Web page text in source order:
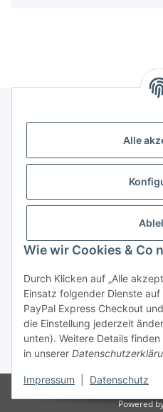
Alle
Wie wir Cookies & Co
Durch Klicken auf „Alle
Einsatz folgender Dienste auf
PayPal Express Checkout
die Einstellung jederzeit
unten). Weitere Details finden
in unserer
Impressum Datenschutz
Versand- und Zahlungsarten
Vertrag
* Alle Preise inkl. gesetzlicher USt.,
Powered